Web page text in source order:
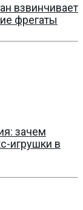
взвинчивает
фрегаты
зачем
игрушки в